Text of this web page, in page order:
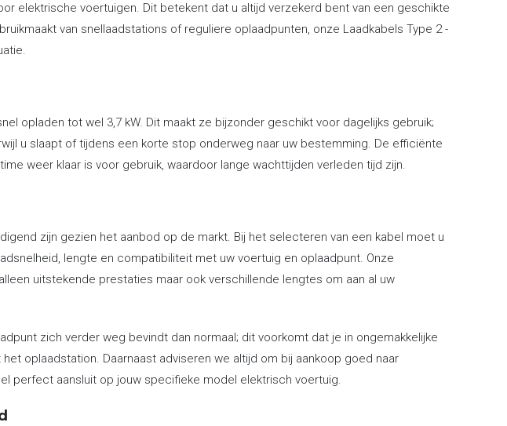
elektrische voertuigen. Dit betekent dat u altijd verzekerd bent van een geschikte
van snellaadstations of reguliere oplaadpunten, onze Laadkabels Type 2 -
opladen tot wel 3,7 kW. Dit maakt ze bijzonder geschikt voor dagelijks gebruik;
u slaapt of tijdens een korte stop onderweg naar uw bestemming. De efficiënte
weer klaar is voor gebruik, waardoor lange wachttijden verleden tijd zijn.
zijn gezien het aanbod op de markt. Bij het selecteren van een kabel moet u
lengte en compatibiliteit met uw voertuig en oplaadpunt. Onze
uitstekende prestaties maar ook verschillende lengtes om aan al uw
zich verder weg bevindt dan normaal; dit voorkomt dat je in ongemakkelijke
oplaadstation. Daarnaast adviseren we altijd om bij aankoop goed naar
perfect aansluit op jouw specifieke model elektrisch voertuig.